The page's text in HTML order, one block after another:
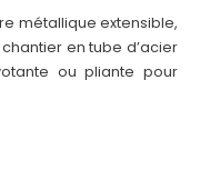
métallique extensible,
en tube d’acier
ou pliante pour